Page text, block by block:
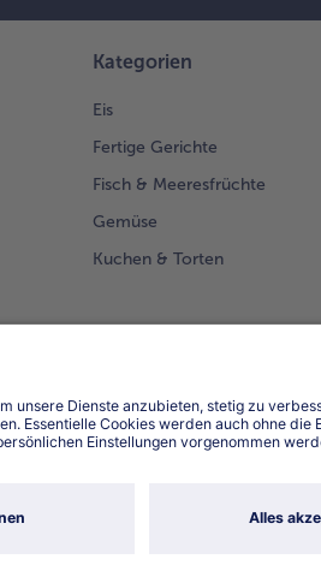
Kategorien
Eis
Fertige Gerichte
Fisch & Meeresfrüchte
Gemüse
Kuchen & Torten